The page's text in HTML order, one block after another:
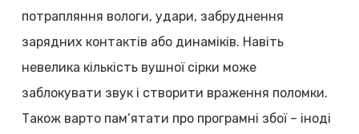
потрапляння вологи, удари, забруднення
зарядних контактів або динаміків. Навіть
невелика кількість вушної сірки може
заблокувати звук і створити враження поломки.
Також варто пам’ятати про програмні збої – іноді